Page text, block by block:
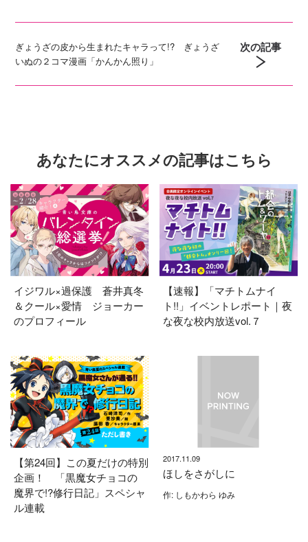
ぎょうざの皮から生まれたキャラって!? ぎょうざ
いぬの２コマ漫画「かんかん照り」
次の記事
あなたにオススメの記事はこちら
イジワル×過保護 蒼井真冬
＆クール×愛情 ジョーカー
のプロフィール
【速報】「マチトムナイ
ト!!」イベントレポート｜夜
な夜な校内放送vol.７
【第24回】この夏だけの特別
企画！ 「黒魔女チョコの
魔界で!?修行日記」スペシャ
ル連載
2017.11.09
ほしをさがしに
作: しもかわら ゆみ